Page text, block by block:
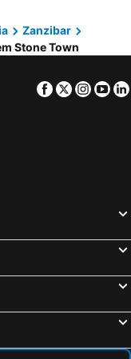
Zanzibar
Stone Town
Facebook
Twitter